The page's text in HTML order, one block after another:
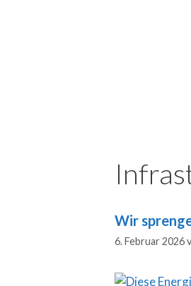
Wir
6. Februar 2026